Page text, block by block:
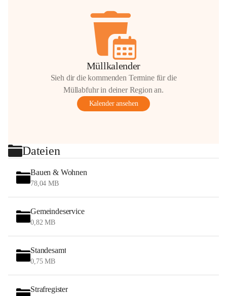
Müllkalender
Sieh dir die kommenden Termine für die
Müllabfuhr in deiner Region an.
Kalender ansehen
Dateien
Bauen & Wohnen
78,04 MB
Gemeindeservice
0,82 MB
Standesamt
0,75 MB
Strafregister